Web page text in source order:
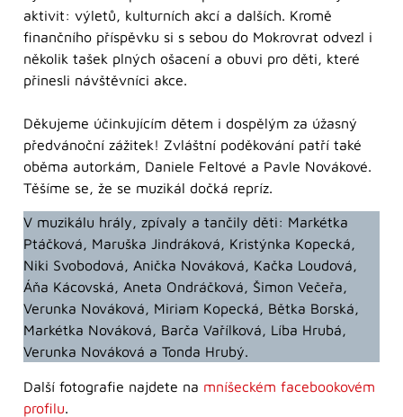
aktivit: výletů, kulturních akcí a dalších. Kromě
finančního příspěvku si s sebou do Mokrovrat odvezl i
několik tašek plných ošacení a obuvi pro děti, které
přinesli návštěvníci akce.
Děkujeme účinkujícím dětem i dospělým za úžasný
předvánoční zážitek! Zvláštní poděkování patří také
oběma autorkám, Daniele Feltové a Pavle Novákové.
Těšíme se, že se muzikál dočká repríz.
V muzikálu hrály, zpívaly a tančily děti: Markétka
Ptáčková, Maruška Jindráková, Kristýnka Kopecká,
Niki Svobodová, Anička Nováková, Kačka Loudová,
Áňa Kácovská, Aneta Ondráčková, Šimon Večeřa,
Verunka Nováková, Miriam Kopecká, Bětka Borská,
Markétka Nováková, Barča Vařílková, Líba Hrubá,
Verunka Nováková a Tonda Hrubý.
Další fotografie najdete na mníšeckém facebookovém
profilu.